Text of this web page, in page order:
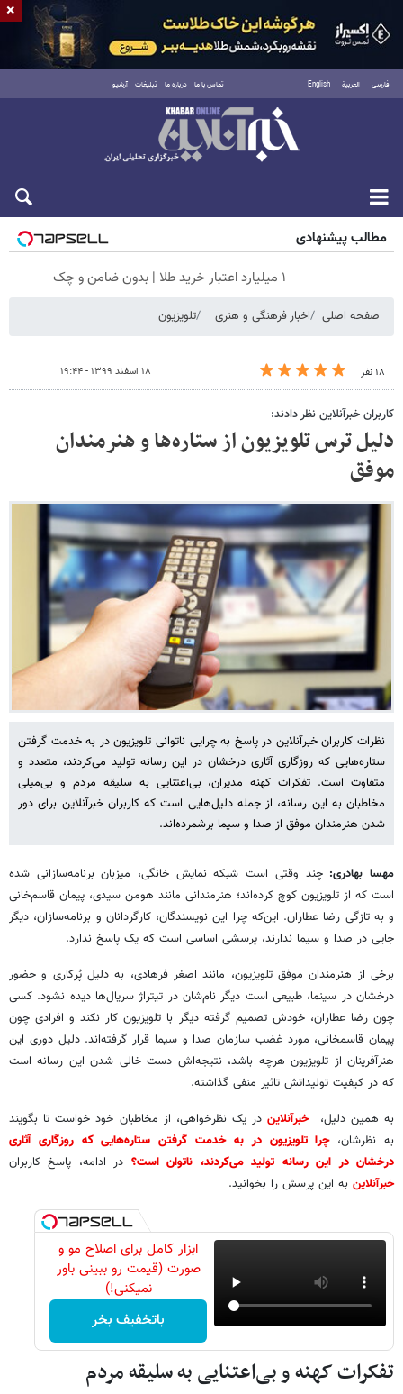
فارسی العربية English تماس با ما درباره ما تبلیغات آرشیو
جمعه ۱۶ مرداد ۱۴۰۵
مطالب پیشنهادی
۱ میلیارد اعتبار خرید طلا | بدون ضامن و چک
صفحه اصلی اخبار فرهنگی و هنری تلویزیون
۱۸ نفر ۱۸ اسفند ۱۳۹۹ - ۱۹:۴۴
کاربران خبرآنلاین نظر دادند:
دلیل ترس تلویزیون از ستاره‌ها و هنرمندان
موفق
نظرات کاربران خبرآنلاین در پاسخ به چرایی ناتوانی تلویزیون در به خدمت گرفتن
ستاره‌هایی که روزگاری آثاری درخشان در این رسانه تولید می‌کردند، متعدد و
متفاوت است. تفکرات کهنه مدیران، بی‌اعتنایی به سلیقه مردم و بی‌میلی
مخاطبان به این رسانه، از جمله دلیل‌هایی است که کاربران خبرآنلاین برای دور
شدن هنرمندان موفق از صدا و سیما برشمرده‌اند.
مهسا بهادری:چند وقتی است شبکه نمایش خانگی، میزبان برنامه‌سازانی شده
است که از تلویزیون کوچ کرده‌اند؛ هنرمندانی مانند هومن سیدی، پیمان قاسم‌خانی
و به تازگی رضا عطاران. این‌که چرا این نویسندگان، کارگردانان و برنامه‌سازان، دیگر
جایی در صدا و سیما ندارند، پرسشی اساسی است که یک پاسخ ندارد.
برخی از هنرمندان موفق تلویزیون، مانند اصغر فرهادی، به دلیل پُرکاری و حضور
درخشان در سینما، طبیعی است دیگر نام‌شان در تیتراژ سریال‌ها دیده نشود. کسی
چون رضا عطاران، خودش تصمیم گرفته دیگر با تلویزیون کار نکند و افرادی چون
پیمان قاسمخانی، مورد غضب سازمان صدا و سیما قرار گرفته‌اند. دلیل دوری این
هنرآفرینان از تلویزیون هرچه باشد، نتیجه‌اش دست خالی شدن این رسانه است
که در کیفیت تولیداتش تاثیر منفی گذاشته.
به همین دلیل،خبرآنلایندر یک نظرخواهی، از مخاطبان خود خواست تا بگویند
به نظرشان،چرا تلویزیون در به خدمت گرفتن ستاره‌هایی که روزگاری آثاری
درخشان در این رسانه تولید می‌کردند، ناتوان است؟ در ادامه، پاسخ کاربران
خبرآنلاین به این پرسش را بخوانید.
ابزار کامل برای اصلاح مو و
صورت (قیمت رو ببینی باور
نمیکنی!)
باتخفیف بخر
تفکرات کهنه و بی‌اعتنایی به سلیقه مردم
×